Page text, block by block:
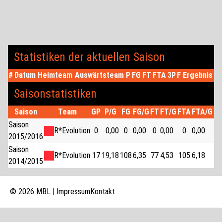
Statistiken der aktuellen Saison
# Datum Heimteam Auswärtsteam P FG FT FTA 3PF Ergebnis
Saisonstatistiken
Saison Team GP P/G FG FG/G FT FT/G FTA FTA/G
Saison
2015/2016
R*Evolution 0 0,00 0 0,00 0 0,00 0 0,00
Saison
2014/2015
R*Evolution 17 19,18 1086,35 77 4,53 105 6,18
© 2026 MBL | ImpressumKontakt